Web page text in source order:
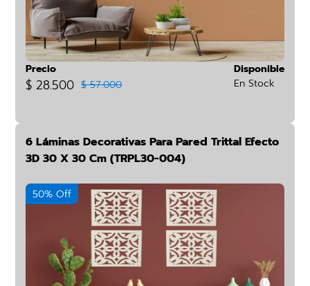
Precio
$ 28.500 $ 57.000
Disponible
En Stock
6 Láminas Decorativas Para Pared Trittal Efecto
3D 30 X 30 Cm (TRPL30-004)
50% Off